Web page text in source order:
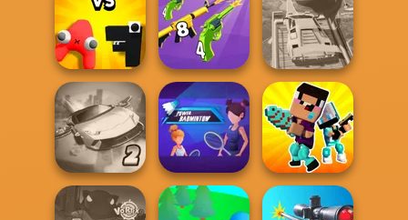
Train Drift
Boxing Gang
Stars
Drag Race 3D
Alphabet: Merge
And Fight
Merge 2048 Gun
Rush
Super Hero
Driving School